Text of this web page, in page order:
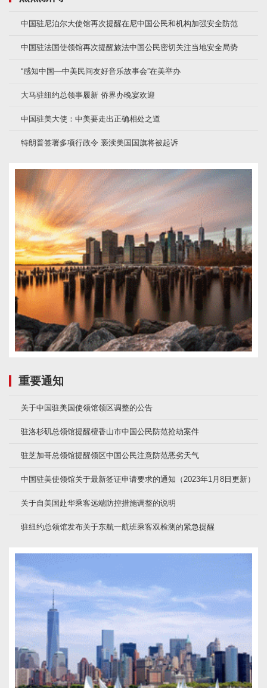
中国驻尼泊尔大使馆再次提醒在尼中国公民和机构加强安全防范
中国驻法国使领馆再次提醒旅法中国公民密切关注当地安全局势
“感知中国—中美民间友好音乐故事会”在美举办
大马驻纽约总领事履新 侨界办晚宴欢迎
中国驻美大使：中美要走出正确相处之道
特朗普签署多项行政令 亵渎美国国旗将被起诉
重要通知
关于中国驻美国使领馆领区调整的公告
驻洛杉矶总领馆提醒檀香山市中国公民防范抢劫案件
驻芝加哥总领馆提醒领区中国公民注意防范恶劣天气
中国驻美使领馆关于最新签证申请要求的通知（2023年1月8日更新）
关于自美国赴华乘客远端防控措施调整的说明
驻纽约总领馆发布关于东航一航班乘客双检测的紧急提醒